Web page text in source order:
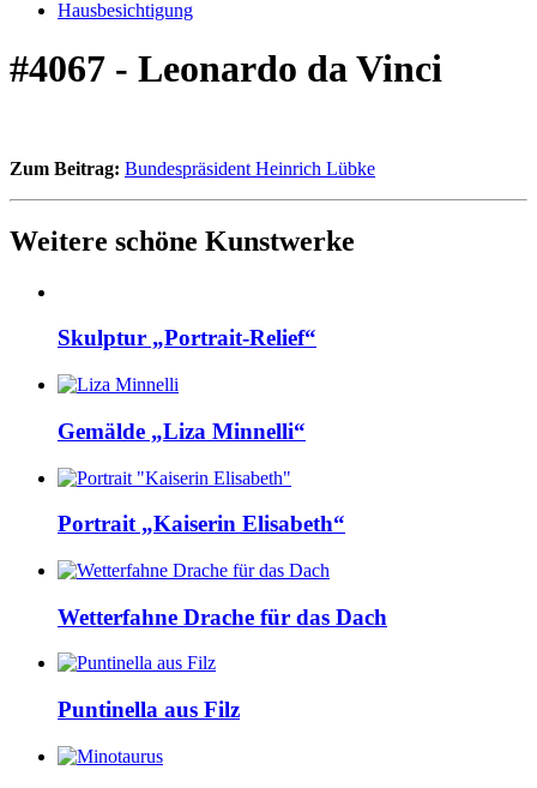
Hausbesichtigung
#4067 - Leonardo da Vinci
Zum Beitrag: Bundespräsident Heinrich Lübke
Weitere schöne Kunstwerke
Skulptur „Portrait-Relief“
Gemälde „Liza Minnelli“
Portrait „Kaiserin Elisabeth“
Wetterfahne Drache für das Dach
Puntinella aus Filz